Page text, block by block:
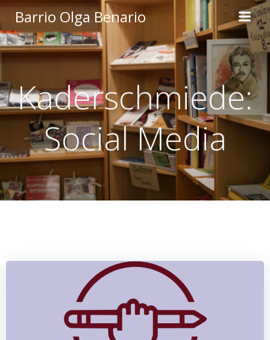
Zum
Inhalt
Barrio Olga Benario
Kaderschmiede:
Social Media